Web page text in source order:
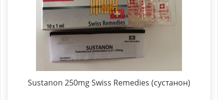
Sustanon 250mg Swiss Remedies (сустанон)